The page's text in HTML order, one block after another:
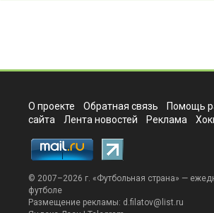
О проекте Обратная связь
Помощь
сайта
Лента новостей Реклама
© 2007–2026 г. «Футбольная страна» —
футболе
Размещение рекламы: d.filatov@list.ru